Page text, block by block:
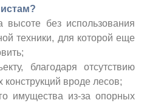
высоте без использования
техники, для которой еще
благодаря отсутствию
вроде лесов;
имущества из-за опорных